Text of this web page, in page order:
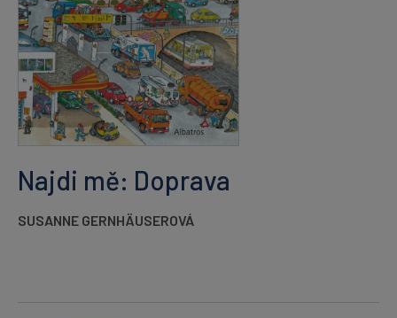
Najdi mě: Doprava
SUSANNE GERNHÄUSEROVÁ